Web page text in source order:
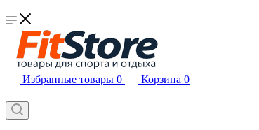
Избранные товары 0 Корзина 0